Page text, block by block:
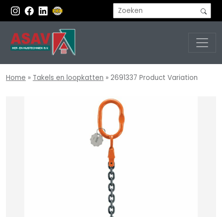
Home » Takels en loopkatten » 2691337 Product Variation